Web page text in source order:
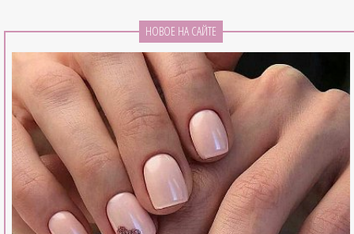
НОВОЕ НА САЙТЕ